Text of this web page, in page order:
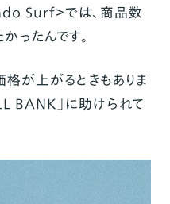
Surf＞では、商品数
ったんです。
が上がるときもありま
BANK」に助けられて